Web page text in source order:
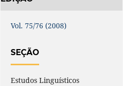
Vol. 75/76 (2008)
SEÇÃO
Estudos Linguísticos